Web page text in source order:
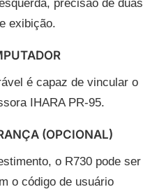
precisão de duas
exibição.
é capaz de vincular o
IHARA PR-95.
(OPCIONAL)
o R730 pode ser
o código de usuário